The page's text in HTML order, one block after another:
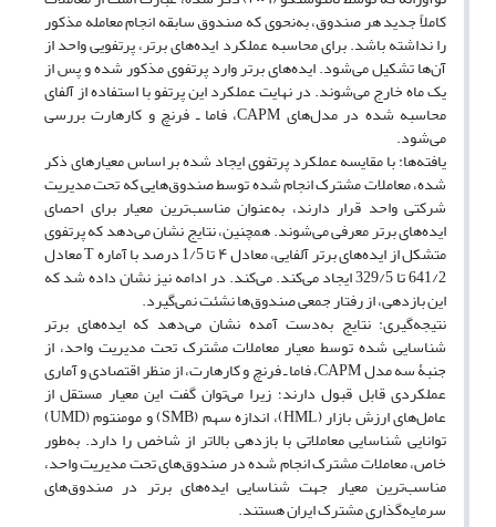
کاملاً جدید هر صندوق، به‌نحوی که صندوق سابقه انجام معامله مذکور
را نداشته باشد. برای محاسبه عملکرد ایده‌های برتر، پرتفویی واحد از
آن‌ها تشکیل می‌شود. ایده‌های برتر وارد پرتفوی مذکور شده و پس از
یک ماه خارج می‌شوند. در نهایت عملکرد این پرتفو با استفاده از آلفای
محاسبه شده در مدل‌های CAPM، فاما ـ فرنچ و کارهارت بررسی
می‌شود.
یافته‌ها: با مقایسه عملکرد پرتفوی ایجاد شده بر اساس معیارهای ذکر
شده، معاملات مشترک انجام شده توسط صندوق‌هایی که تحت مدیریت
شرکتی واحد قرار دارند، به‌عنوان مناسب‌ترین معیار برای احصای
ایده‌های برتر معرفی می‌شوند. همچنین، نتایج نشان می‌دهد که پرتفوی
متشکل از ایده‌های برتر آلفایی، معادل ۴ تا 1/5 درصد با آماره T معادل
641/2 تا 329/5 ایجاد می‌کند. می‌کند. در ادامه نیز نشان داده شد که
این بازدهی، از رفتار جمعی صندوق‌ها نشئت نمی‌گیرد.
نتیجه‌گیری: نتایج به‌دست آمده نشان می‌دهد که ایده‌های برتر
شناسایی شده توسط معیار معاملات مشترک تحت مدیریت واحد، از
جنبۀ سه مدل CAPM، فاما ـ فرنچ و کارهارت، از منظر اقتصادی و آماری
عملکردی قابل قبول دارند؛ زیرا می‌توان گفت این معیار مستقل از
عامل‌های ارزش بازار (HML)، اندازه سهم (SMB) و مومنتوم (UMD)
توانایی شناسایی معاملاتی با بازدهی بالاتر از شاخص را دارد. به‌طور
خاص، معاملات مشترک انجام شده در صندوق‌های تحت مدیریت واحد،
مناسب‌ترین معیار جهت شناسایی ایده‌های برتر در صندوق‌های
سرمایه‌گذاری مشترک ایران هستند.